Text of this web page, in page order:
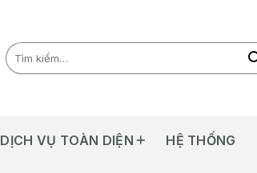
DỊCH VỤ TOÀN DIỆN HỆ THỐNG